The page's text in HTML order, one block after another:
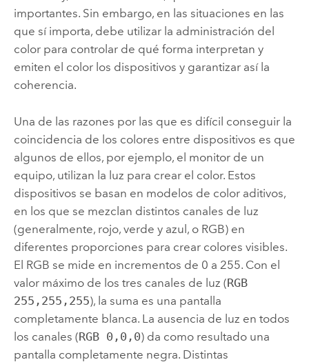
importantes. Sin embargo, en las situaciones en las
que sí importa, debe utilizar la administración del
color para controlar de qué forma interpretan y
emiten el color los dispositivos y garantizar así la
coherencia.
Una de las razones por las que es difícil conseguir la
coincidencia de los colores entre dispositivos es que
algunos de ellos, por ejemplo, el monitor de un
equipo, utilizan la luz para crear el color. Estos
dispositivos se basan en modelos de color aditivos,
en los que se mezclan distintos canales de luz
(generalmente, rojo, verde y azul, o RGB) en
diferentes proporciones para crear colores visibles.
El RGB se mide en incrementos de 0 a 255. Con el
valor máximo de los tres canales de luz (RGB
255,255,255), la suma es una pantalla
completamente blanca. La ausencia de luz en todos
los canales (RGB 0,0,0) da como resultado una
pantalla completamente negra. Distintas